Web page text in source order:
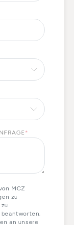
*
MCZ
zu
an unsere